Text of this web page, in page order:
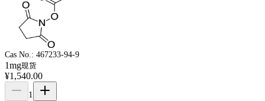
Cas No.: 467233-94-9
1mg现货
¥1,540.00
1